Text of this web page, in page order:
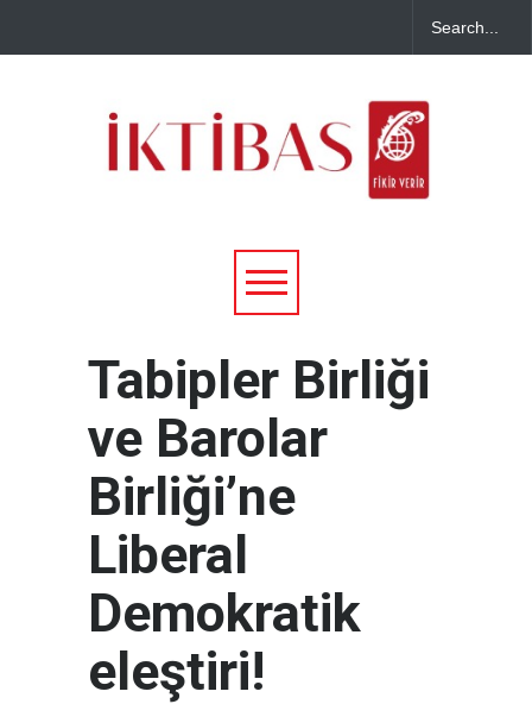
Tabipler Birliği
ve Barolar
Birliği’ne
Liberal
Demokratik
eleştiri!